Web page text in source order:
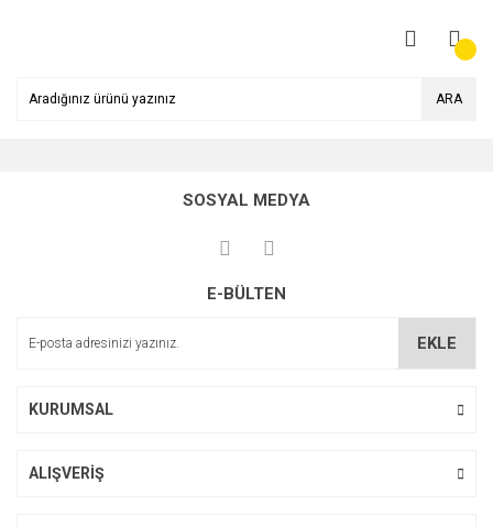
ARA
SOSYAL MEDYA
E-BÜLTEN
EKLE
KURUMSAL
ALIŞVERİŞ